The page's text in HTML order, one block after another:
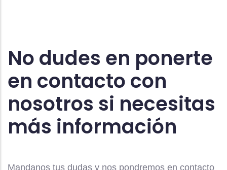
No dudes en ponerte
en contacto con
nosotros si necesitas
más información
Mandanos tus dudas y nos pondremos en contacto